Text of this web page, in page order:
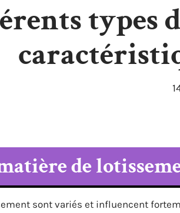
types
de
sont variés et influencent